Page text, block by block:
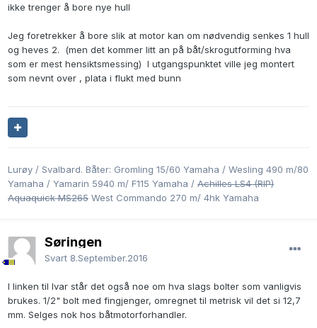
ikke trenger å bore nye hull
Jeg foretrekker å bore slik at motor kan om nødvendig senkes 1 hull
og heves 2. (men det kommer litt an på båt/skrogutforming hva
som er mest hensiktsmessing) I utgangspunktet ville jeg montert
som nevnt over , plata i flukt med bunn
Lurøy / Svalbard. Båter: Gromling 15/60 Yamaha / Wesling 490 m/80
Yamaha / Yamarin 5940 m/ F115 Yamaha / Achilles LS4 (RIP)
Aquaquick MS265 West Commando 270 m/ 4hk Yamaha
Søringen
Svart 8.September.2016
I linken til Ivar står det også noe om hva slags bolter som vanligvis
brukes. 1/2" bolt med fingjenger, omregnet til metrisk vil det si 12,7
mm. Selges nok hos båtmotorforhandler.